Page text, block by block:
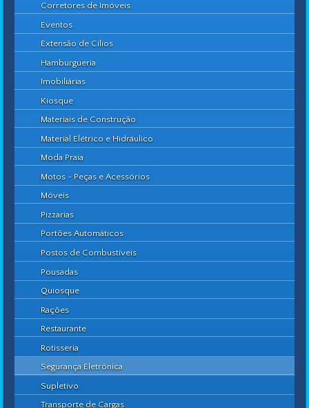
Corretores de Imóveis
Eventos
Extensão de Cílios
Hamburgueria
Imobiliárias
Kiosque
Materiais de Construção
Material Elétrico e Hidráulico
Moda Praia
Motos - Peças e Acessórios
Móveis
Pizzarias
Portões Automáticos
Postos de Combustíveis
Pousadas
Quiosque
Rações
Restaurante
Rotisseria
Segurança Eletrônica
Supletivo
Transporte de Cargas